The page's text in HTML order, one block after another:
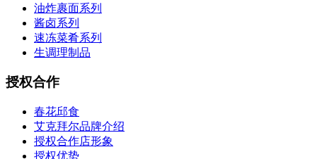
油炸裹面系列
酱卤系列
速冻菜肴系列
生调理制品
授权合作
春花邱食
艾克拜尔品牌介绍
授权合作店形象
授权优势